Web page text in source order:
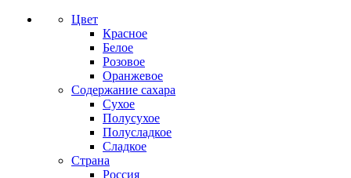
Цвет
Красное
Белое
Розовое
Оранжевое
Содержание сахара
Сухое
Полусухое
Полусладкое
Сладкое
Страна
Россия